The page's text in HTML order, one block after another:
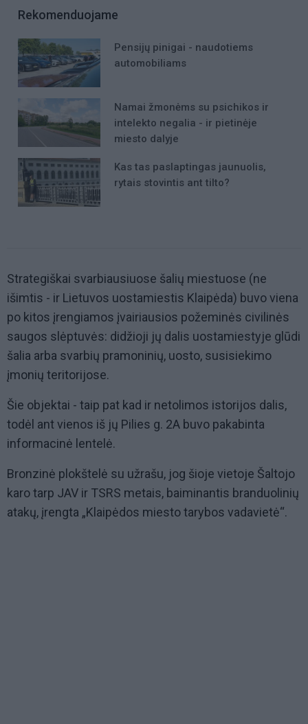
Rekomenduojame
Pensijų pinigai - naudotiems
automobiliams
Namai žmonėms su psichikos ir
intelekto negalia - ir pietinėje
miesto dalyje
Kas tas paslaptingas jaunuolis,
rytais stovintis ant tilto?
Strategiškai svarbiausiuose šalių miestuose (ne
išimtis - ir Lietuvos uostamiestis Klaipėda) buvo viena
po kitos įrengiamos įvairiausios požeminės civilinės
saugos slėptuvės: didžioji jų dalis uostamiestyje glūdi
šalia arba svarbių pramoninių, uosto, susisiekimo
įmonių teritorijose.
Šie objektai - taip pat kad ir netolimos istorijos dalis,
todėl ant vienos iš jų Pilies g. 2A buvo pakabinta
informacinė lentelė.
Bronzinė plokštelė su užrašu, jog šioje vietoje Šaltojo
karo tarp JAV ir TSRS metais, baiminantis branduolinių
atakų, įrengta „Klaipėdos miesto tarybos vadavietė“.